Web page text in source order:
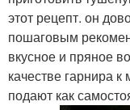
этот рецепт. он
пошаговым
вкусное и пряное
качестве гарнира
подают как